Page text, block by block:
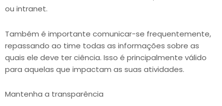
ou intranet.
Também é importante comunicar-se frequentemente,
repassando ao time todas as informações sobre as
quais ele deve ter ciência. Isso é principalmente válido
para aquelas que impactam as suas atividades.
Mantenha a transparência